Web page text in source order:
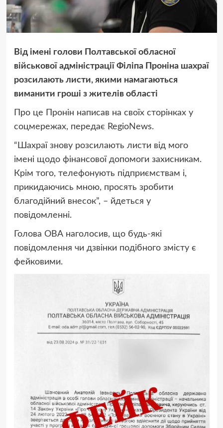
Від імені голови Полтавської обласної
військової адміністрації Філіпа Проніна шахраї
розсилають листи, якими намагаються
виманити гроші з жителів області
Про це Пронін написав на своїх сторінках у
соцмережах, передає RegioNews.
“Шахраї знову розсилають листи від мого
імені щодо фінансової допомоги захисникам.
Крім того, телефонують підприємствам і,
прикидаючись мною, просять зробити
благодійний внесок”, – йдеться у
повідомленні.
Голова ОВА наголосив, що будь-які
повідомлення чи дзвінки подібного змісту є
фейковими.